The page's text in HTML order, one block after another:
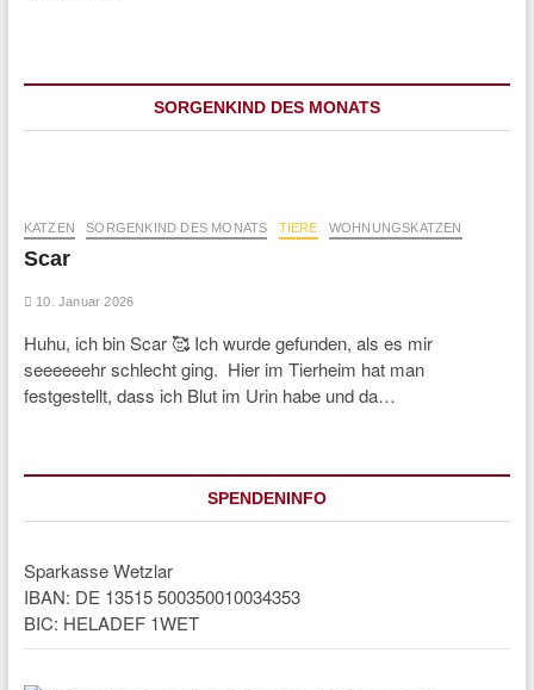
SORGENKIND DES MONATS
KATZEN SORGENKIND DES MONATS TIERE WOHNUNGSKATZEN
Scar
10. Januar 2026
Huhu, ich bin Scar 🥰 Ich wurde gefunden, als es mir
seeeeeehr schlecht ging. Hier im Tierheim hat man
festgestellt, dass ich Blut im Urin habe und da…
SPENDENINFO
Sparkasse Wetzlar
IBAN: DE 13515 500350010034353
BIC: HELADEF 1WET